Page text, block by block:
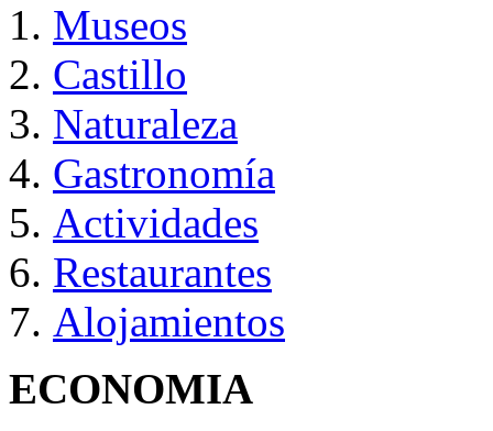
Museos
Castillo
Naturaleza
Gastronomía
Actividades
Restaurantes
Alojamientos
ECONOMIA